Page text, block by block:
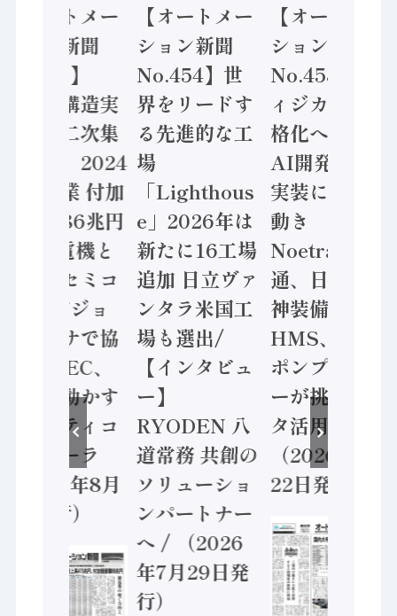
【オートメー
ション新聞
No.455】
「経済構造実
態調査二次集
計結果」2024
年製造業 付加
価値額86兆円
/ 三菱電機と
ソニーセミコ
ン AIビジョ
ンセンサで協
業 / IDEC、
安全に動かす
セーフティコ
ントローラ
（2026年8月
5日発行）
【オートメー
ション新聞
No.454】世
界をリードす
る先進的な工
場
「Lighthous
e」2026年は
新たに16工場
追加 日立ヴァ
ンタラ米国工
場も選出/
【インタビュ
ー】
RYODEN 八
道常務 共創の
ソリューショ
ンパートナー
へ / （2026
年7月29日発
行）
【オートメー
ション新聞
No.453】フ
ィジカルAI本
格化へ 国産
AI開発や社会
実装に活発な
動き
Noetra、富士
通、日立 / 兵
神装備 ×
HMS、老舗
ポンプメーカ
ーが挑むデー
タ活用 など
（2026年7月
22日発行）